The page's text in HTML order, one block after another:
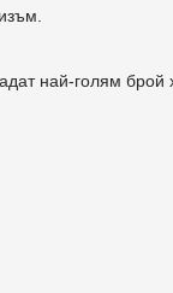
най-голям брой